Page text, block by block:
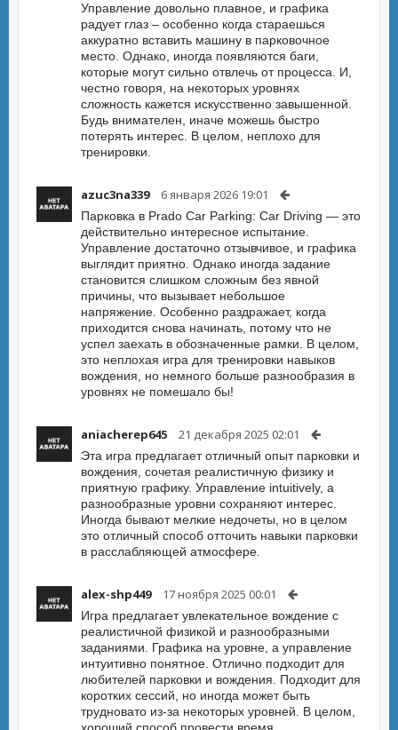
Управление довольно плавное, и графика
радует глаз – особенно когда стараешься
аккуратно вставить машину в парковочное
место. Однако, иногда появляются баги,
которые могут сильно отвлечь от процесса. И,
честно говоря, на некоторых уровнях
сложность кажется искусственно завышенной.
Будь внимателен, иначе можешь быстро
потерять интерес. В целом, неплохо для
тренировки.
azuc3na339 6 января 2026 19:01
Парковка в Prado Car Parking: Car Driving — это
действительно интересное испытание.
Управление достаточно отзывчивое, и графика
выглядит приятно. Однако иногда задание
становится слишком сложным без явной
причины, что вызывает небольшое
напряжение. Особенно раздражает, когда
приходится снова начинать, потому что не
успел заехать в обозначенные рамки. В целом,
это неплохая игра для тренировки навыков
вождения, но немного больше разнообразия в
уровнях не помешало бы!
aniacherep645 21 декабря 2025 02:01
Эта игра предлагает отличный опыт парковки и
вождения, сочетая реалистичную физику и
приятную графику. Управление intuitively, а
разнообразные уровни сохраняют интерес.
Иногда бывают мелкие недочеты, но в целом
это отличный способ отточить навыки парковки
в расслабляющей атмосфере.
alex-shp449 17 ноября 2025 00:01
Игра предлагает увлекательное вождение с
реалистичной физикой и разнообразными
заданиями. Графика на уровне, а управление
интуитивно понятное. Отлично подходит для
любителей парковки и вождения. Подходит для
коротких сессий, но иногда может быть
трудновато из-за некоторых уровней. В целом,